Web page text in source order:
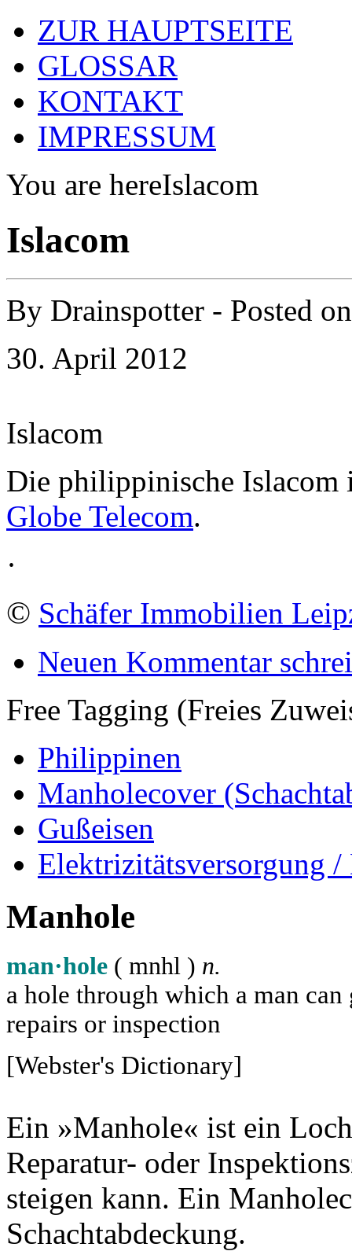
ZUR HAUPTSEITE
GLOSSAR
KONTAKT
IMPRESSUM
You are hereIslacom
Islacom
By Drainspotter - Posted
30. April 2012
Islacom
Die philippinische Islacom
Globe Telecom.
·
© Schäfer Immobilien
Neuen Kommentar
Free Tagging (Freies
Philippinen
Manholecover
Gußeisen
Elektrizitätsversorgung
Manhole
man·hole ( mnhl ) n.
a hole through which a man
repairs or inspection
[Webster's Dictionary]
Ein »Manhole« ist ein
Reparatur- oder
steigen kann. Ein
Schachtabdeckung.